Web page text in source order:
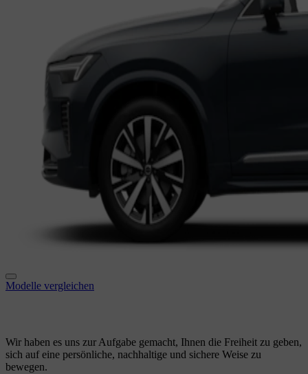
Modelle vergleichen
Wir haben es uns zur Aufgabe gemacht, Ihnen die Freiheit zu geben,
sich auf eine persönliche, nachhaltige und sichere Weise zu
bewegen.